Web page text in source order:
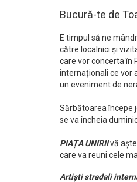
Bucură-te de
E timpul să ne
către localnici și
care vor concerta în
internaționali ce vor
un eveniment de
Sărbătoarea începe
se va încheia
PIAȚA UNIRIIvă
care va reuni cele
Artiști stradali